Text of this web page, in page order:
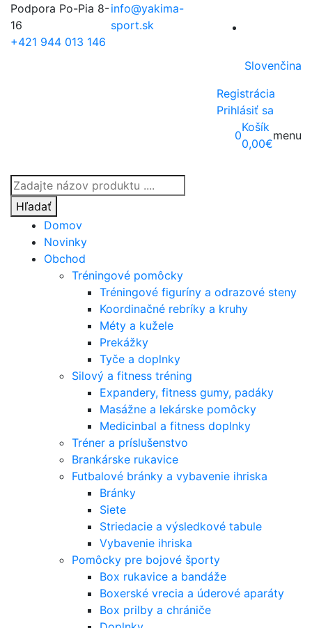
Podpora Po-Pia 8-
16
+421 944 013 146
info@yakima-
sport.sk
Slovenčina
Registrácia
Prihlásiť sa
Products
search
Hľadať
0
Košík
0,00€
menu
Domov
Novinky
Obchod
Tréningové pomôcky
Tréningové figuríny a odrazové steny
Koordinačné rebríky a kruhy
Méty a kužele
Prekážky
Tyče a doplnky
Silový a fitness tréning
Expandery, fitness gumy, padáky
Masážne a lekárske pomôcky
Medicinbal a fitness doplnky
Tréner a príslušenstvo
Brankárske rukavice
Futbalové bránky a vybavenie ihriska
Bránky
Siete
Striedacie a výsledkové tabule
Vybavenie ihriska
Pomôcky pre bojové športy
Box rukavice a bandáže
Boxerské vrecia a úderové aparáty
Box prilby a chrániče